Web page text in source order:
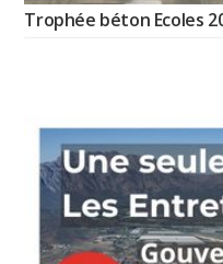
Trophée béton Ecoles